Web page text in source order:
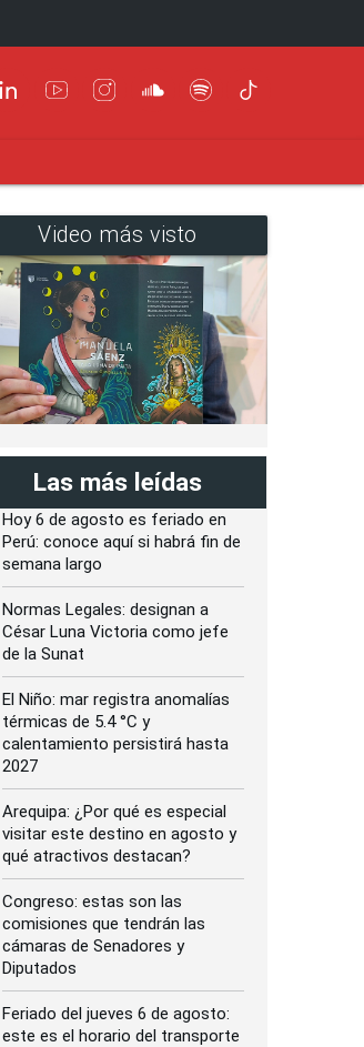
Video más visto
Las más leídas
Hoy 6 de agosto es feriado en
Perú: conoce aquí si habrá fin de
semana largo
Normas Legales: designan a
César Luna Victoria como jefe
de la Sunat
El Niño: mar registra anomalías
térmicas de 5.4 °C y
calentamiento persistirá hasta
2027
Arequipa: ¿Por qué es especial
visitar este destino en agosto y
qué atractivos destacan?
Congreso: estas son las
comisiones que tendrán las
cámaras de Senadores y
Diputados
Feriado del jueves 6 de agosto:
este es el horario del transporte